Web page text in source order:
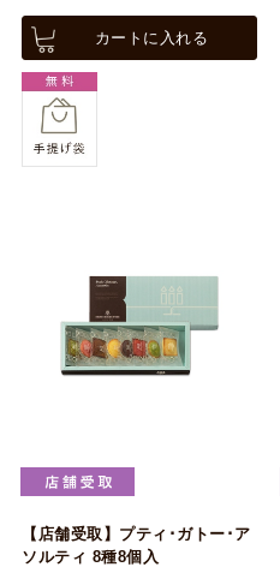
カートに入れる
【店舗受取】プティ･ガトー･ア
ソルティ 8種8個入